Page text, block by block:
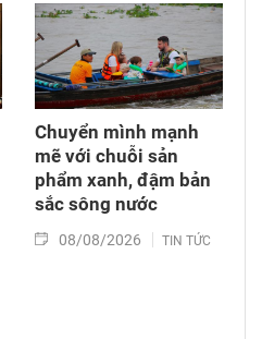
Chuyển mình mạnh
mẽ với chuỗi sản
phẩm xanh, đậm bản
sắc sông nước
08/08/2026 TIN TỨC